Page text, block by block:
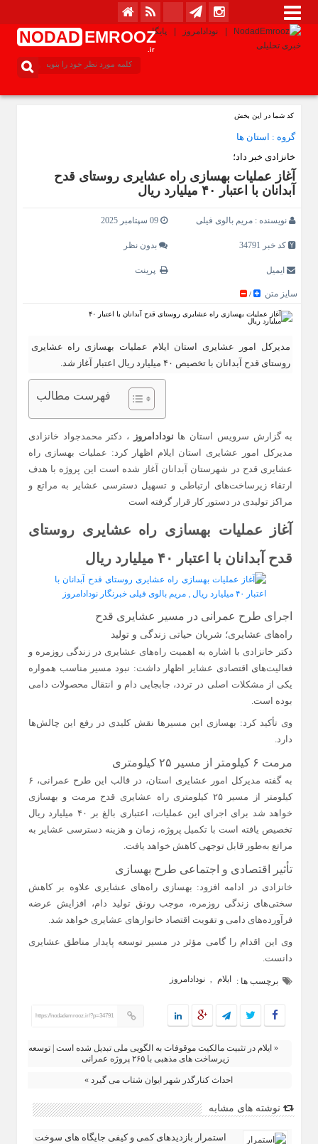
NODAD EMROOZ
.ir
کد شما در این بخش
گروه : استان ها
خانزادی خبر داد؛
آغاز عملیات بهسازی راه عشایری روستای قدح
آبدانان با اعتبار ۴۰ میلیارد ریال
نویسنده : مریم بالوی فیلی 09 سپتامبر 2025
کد خبر 34791 بدون نظر
ایمیل پرینت
سایز متن /
مدیرکل امور عشایری استان ایلام عملیات بهسازی راه عشایری
روستای قدح آبدانان با تخصیص ۴۰ میلیارد ریال اعتبار آغاز شد.
فهرست مطالب
به گزارش سرویس استان ها نودادامروز
، دکتر محمدجواد خانزادی
مدیرکل امور عشایری استان ایلام اظهار کرد: عملیات بهسازی راه
عشایری قدح در شهرستان آبدانان آغاز شده است این پروژه با هدف
ارتقاء زیرساخت‌های ارتباطی و تسهیل دسترسی عشایر به مراتع و
مراکز تولیدی در دستور کار قرار گرفته است
آغاز عملیات بهسازی راه عشایری روستای
قدح آبدانان با اعتبار ۴۰ میلیارد ریال
اجرای طرح عمرانی در مسیر عشایری قدح
راه‌های عشایری؛ شریان حیاتی زندگی و تولید
دکتر خانزادی با اشاره به اهمیت راه‌های عشایری در زندگی روزمره و
فعالیت‌های اقتصادی عشایر اظهار داشت: نبود مسیر مناسب همواره
یکی از مشکلات اصلی در تردد، جابجایی دام و انتقال محصولات دامی
بوده است.
وی تأکید کرد: بهسازی این مسیرها نقش کلیدی در رفع این چالش‌ها
دارد.
مرمت ۶ کیلومتر از مسیر ۲۵ کیلومتری
به گفته مدیرکل امور عشایری استان، در قالب این طرح عمرانی، ۶
کیلومتر از مسیر ۲۵ کیلومتری راه عشایری قدح مرمت و بهسازی
خواهد شد برای اجرای این عملیات، اعتباری بالغ بر ۴۰ میلیارد ریال
تخصیص یافته است با تکمیل پروژه، زمان و هزینه دسترسی عشایر به
مراتع به‌طور قابل توجهی کاهش خواهد یافت.
تأثیر اقتصادی و اجتماعی طرح بهسازی
خانزادی در ادامه افزود: بهسازی راه‌های عشایری علاوه بر کاهش
سختی‌های زندگی روزمره، موجب رونق تولید دام، افزایش عرضه
فرآورده‌های دامی و تقویت اقتصاد خانوارهای عشایری خواهد شد.
وی این اقدام را گامی مؤثر در مسیر توسعه پایدار مناطق عشایری
دانست.
برچسب ها : ایلام , نودادامروز
https://nodademrooz.ir/?p=34791
« ایلام در تثبیت مالکیت موقوفات به الگویی ملی تبدیل شده است | توسعه
زیرساخت‌ های مذهبی با ۲۶۵ پروژه عمرانی
احداث کنارگذر شهر ایوان شتاب می‌ گیرد »
نوشته های مشابه
استمرار بازدیدهای کمی و کیفی جایگاه‌ های سوخت